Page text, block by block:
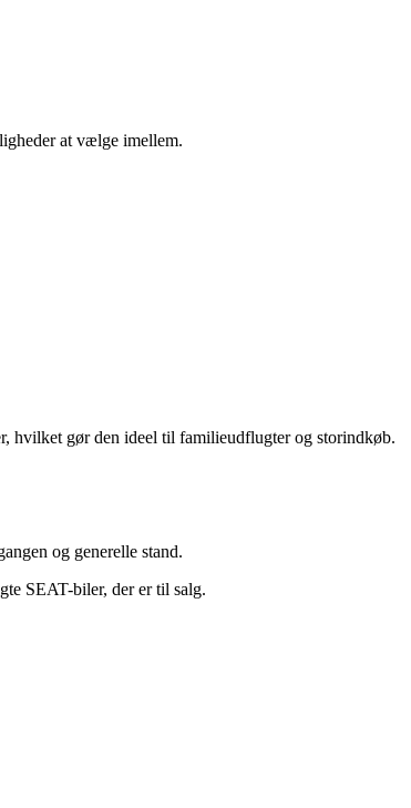
at vælge imellem.
hvilket gør den ideel til familieudflugter og storindkøb.
og generelle stand.
SEAT-biler, der er til salg.